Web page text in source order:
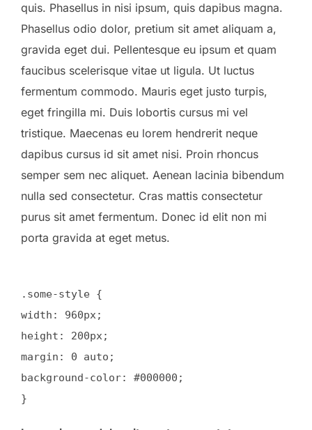
quis. Phasellus in nisi ipsum, quis dapibus magna.
Phasellus odio dolor, pretium sit amet aliquam a,
gravida eget dui. Pellentesque eu ipsum et quam
faucibus scelerisque vitae ut ligula. Ut luctus
fermentum commodo. Mauris eget justo turpis,
eget fringilla mi. Duis lobortis cursus mi vel
tristique. Maecenas eu lorem hendrerit neque
dapibus cursus id sit amet nisi. Proin rhoncus
semper sem nec aliquet. Aenean lacinia bibendum
nulla sed consectetur. Cras mattis consectetur
purus sit amet fermentum. Donec id elit non mi
porta gravida at eget metus.
.some-style {
width: 960px;
height: 200px;
margin: 0 auto;
background-color: #000000;
}